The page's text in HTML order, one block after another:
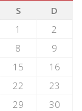
S
D
1
2
8
9
15
16
22
23
29
30